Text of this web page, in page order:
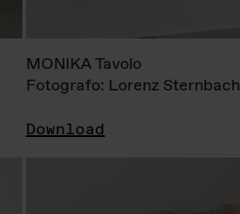
MONIKA Tavolo
Fotografo: Lorenz Sternbach
Download